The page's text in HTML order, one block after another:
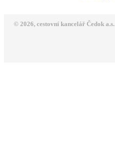
© 2026, cestovní kancelář Čedok a.s.